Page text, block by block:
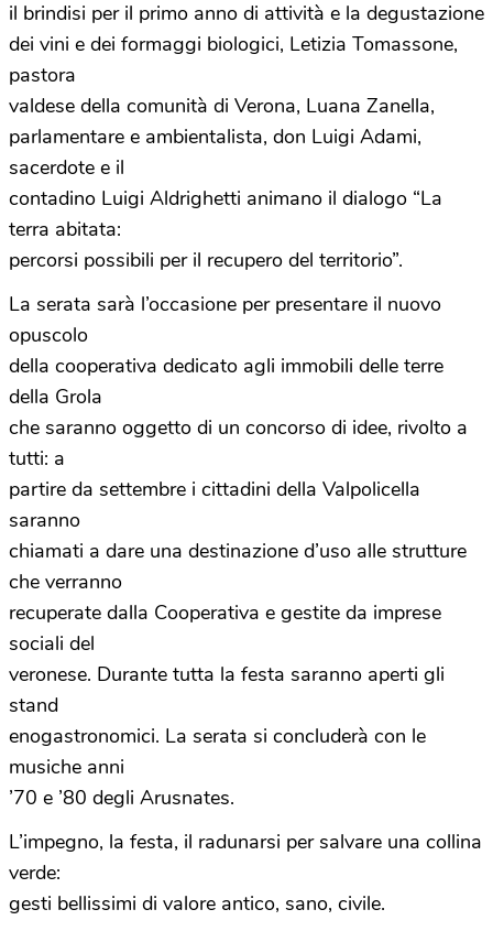
il brindisi per il primo anno di attività e la degustazione
dei vini e dei formaggi biologici, Letizia Tomassone,
pastora
valdese della comunità di Verona, Luana Zanella,
parlamentare e ambientalista, don Luigi Adami,
sacerdote e il
contadino Luigi Aldrighetti animano il dialogo “La
terra abitata:
percorsi possibili per il recupero del territorio”.
La serata sarà l’occasione per presentare il nuovo
opuscolo
della cooperativa dedicato agli immobili delle terre
della Grola
che saranno oggetto di un concorso di idee, rivolto a
tutti: a
partire da settembre i cittadini della Valpolicella
saranno
chiamati a dare una destinazione d’uso alle strutture
che verranno
recuperate dalla Cooperativa e gestite da imprese
sociali del
veronese. Durante tutta la festa saranno aperti gli
stand
enogastronomici. La serata si concluderà con le
musiche anni
’70 e ’80 degli Arusnates.
L’impegno, la festa, il radunarsi per salvare una collina
verde:
gesti bellissimi di valore antico, sano, civile.